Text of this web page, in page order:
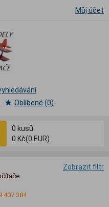
Můj účet
0 kusů
0 Kč(0 EUR)
Oblíbené (0)
Zobrazit filtr
407 384